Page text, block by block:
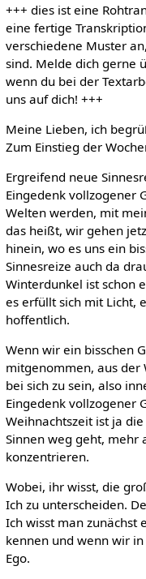
+++ dies ist eine
eine fertige
verschiedene Muster
sind. Melde dich gerne
wenn du bei der
uns auf dich! +++
Meine Lieben, ich
Zum Einstieg der
Ergreifend neue
Eingedenk vollzogener
Welten werden, mit
das heißt, wir gehen
hinein, wo es uns ein
Sinnesreize auch da
Winterdunkel ist schon
es erfüllt sich mit Licht,
hoffentlich.
Wenn wir ein bisschen
mitgenommen, aus der
bei sich zu sein, also
Eingedenk vollzogener
Weihnachtszeit ist ja
Sinnen weg geht, mehr
konzentrieren.
Wobei, ihr wisst, die
Ich zu unterscheiden.
Ich wisst man zunächst
kennen und wenn wir
Ego.